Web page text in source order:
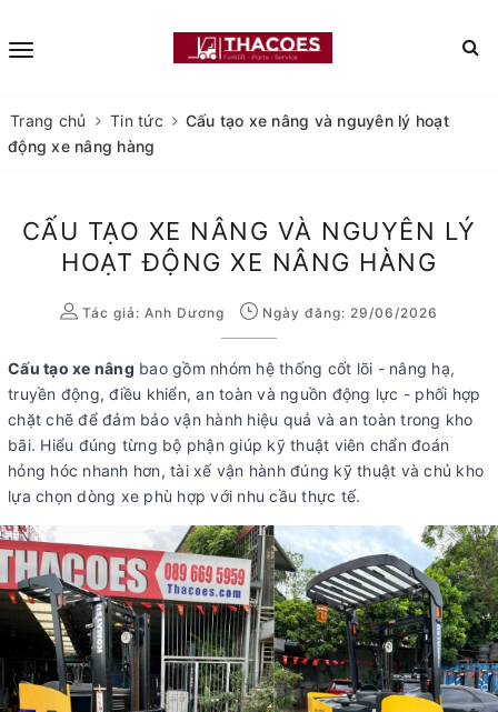
Trang chủ Tin tức
Cấu tạo xe nâng và nguyên lý hoạt
động xe nâng hàng
CẤU TẠO XE NÂNG VÀ NGUYÊN LÝ
HOẠT ĐỘNG XE NÂNG HÀNG
Tác giả: Anh Dương Ngày đăng: 29/06/2026
Cấu tạo xe nâng bao gồm nhóm hệ thống cốt lõi - nâng hạ,
truyền động, điều khiển, an toàn và nguồn động lực - phối hợp
chặt chẽ để đảm bảo vận hành hiệu quả và an toàn trong kho
bãi. Hiểu đúng từng bộ phận giúp kỹ thuật viên chẩn đoán
hỏng hóc nhanh hơn, tài xế vận hành đúng kỹ thuật và chủ kho
lựa chọn dòng xe phù hợp với nhu cầu thực tế.